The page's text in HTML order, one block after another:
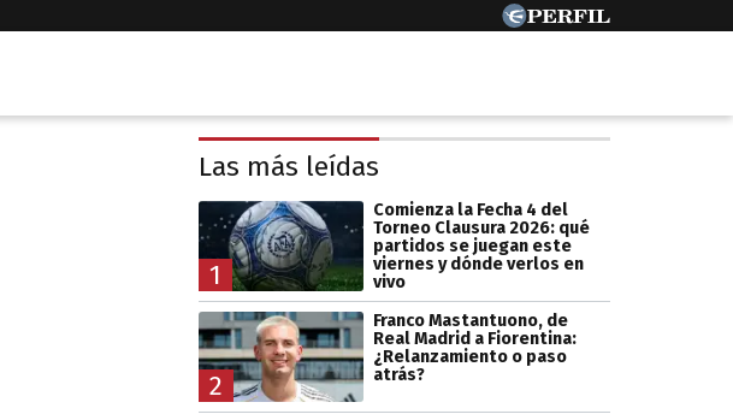
Las más leídas
1
Comienza la Fecha 4 del
Torneo Clausura 2026: qué
partidos se juegan este
viernes y dónde verlos en
vivo
2
Franco Mastantuono, de
Real Madrid a Fiorentina:
¿Relanzamiento o paso
atrás?